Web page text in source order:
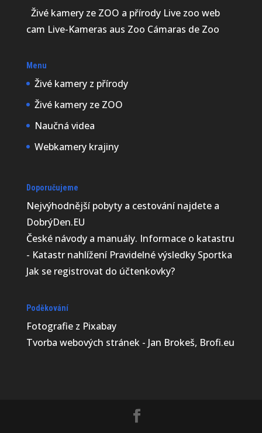
Živé kamery ze ZOO a přírody Live zoo web
cam Live-Kameras aus Zoo Cámaras de Zoo
Menu
Živé kamery z přírody
Živé kamery ze ZOO
Naučná videa
Webkamery krajiny
Doporučujeme
Nejvýhodnější pobyty a cestování najdete a
DobrýDen.EU
České návodya manuály. Informace o katastru
- Katastr nahlíženíPravidelné výsledky Sportka
Jak se registrovat do účtenkovky?
Poděkování
Fotografie z Pixabay
Tvorba webových stránek - Jan Brokeš, Brofi.eu